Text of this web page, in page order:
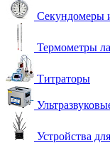
Секундомеры
Термометры
Титраторы
Устройства